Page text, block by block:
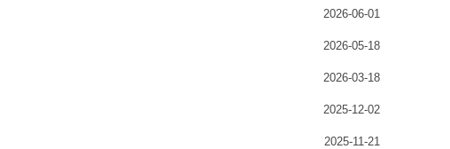
2026-06-01
2026-05-18
2026-03-18
2025-12-02
2025-11-21